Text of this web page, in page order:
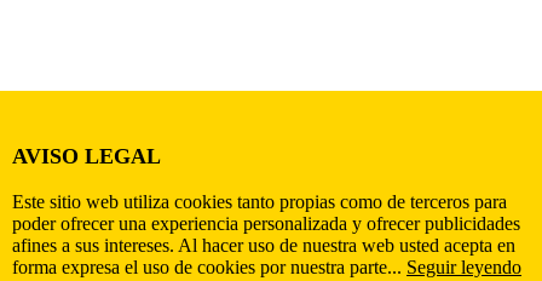
AVISO LEGAL
Este sitio web utiliza cookies tanto propias como de terceros para
poder ofrecer una experiencia personalizada y ofrecer publicidades
afines a sus intereses. Al hacer uso de nuestra web usted acepta en
forma expresa el uso de cookies por nuestra parte... Seguir leyendo